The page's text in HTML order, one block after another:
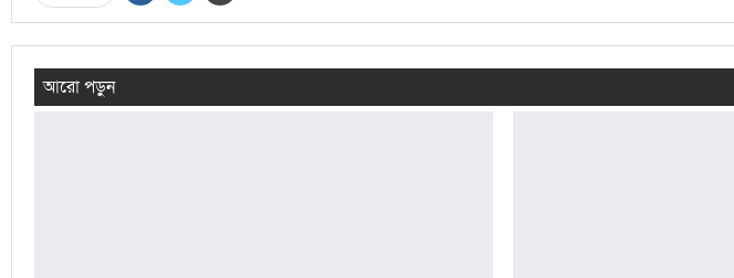
আরো পড়ুন